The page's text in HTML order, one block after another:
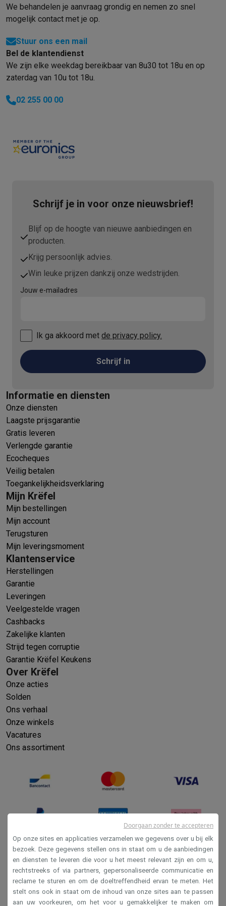
We behandelen je aanvraag grondig en nemen zo snel
mogelijk contact met je op.
Stuur ons een mail
Bel de klantendienst
We zijn elke weekdag bereikbaar van 8u30 tot 18u en op
zaterdag van 10u tot 18u.
02 255 00 00
Schrijf je in voor onze nieuwsbrief!
Blijf op de hoogte van nieuwe aanbiedingen en
producten.
Krijg persoonlijk advies.
Win leuke prijzen dankzij onze wedstrijden.
Jouw e-mailadres
Ik ga akkoord met de privacy policy.
Schrijf in
Informatie en diensten
Onze diensten
Laagste prijsgarantie
Gratis leveren
Verlengde garantie
Ecocheques
Veilig betalen
Toegankelijkheidsverklaring
Mijn Krëfel
Mijn bestellingen
Mijn account
Terugsturen
Mijn leveringsmoment
Klantenservice
Herstellingen
Garantie
Leveringen
Veelgestelde vragen
Cashbacks
Zakelijke klanten
Strijd tegen corruptie
Garantie Krëfel Keukens
Over Krëfel
Onze acties
Solden
Ons verhaal
Onze winkels
Vacatures
Ons assortiment
Verkoopsvoorwaarden
Privacy
Disclaimer
Op onze sites en applicaties verzamelen we gegevens over u bij elk
bezoek. Deze gegevens stellen ons in staat om u de aanbiedingen
en diensten te leveren die voor u het meest relevant zijn en om u,
rechtstreeks of via partners, gepersonaliseerde communicatie en
reclame te sturen en om de doeltreffendheid ervan te meten. Het
stelt ons ook in staat om de inhoud van onze sites aan te passen
aan uw voorkeuren, om het voor u gemakkelijker te maken om
Doorgaan zonder te accepteren